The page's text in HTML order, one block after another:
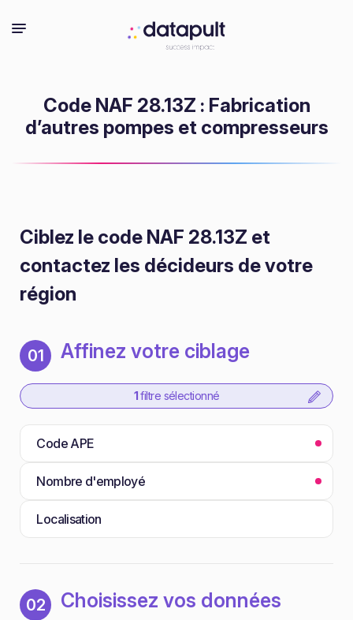
Code NAF 28.13Z : Fabrication
d’autres pompes et compresseurs
Ciblez le code NAF 28.13Z et
contactez les décideurs de votre
région
01 Affinez votre ciblage
1 filtre sélectionné
Code APE
Nombre d'employé
Localisation
02 Choisissez vos données